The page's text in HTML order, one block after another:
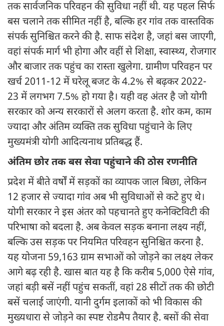
तक सार्वजनिक परिवहन की सुविधा नहीं थी. यह पहल सिर्फ
बस चलाने तक सीमित नहीं है, बल्कि हर गांव तक वास्तविक
संपर्क सुनिश्चित करने की है. साफ संदेश है, जहां बस जाएगी,
वहां संपर्क मार्ग भी होगा और वहीं से शिक्षा, स्वास्थ्य, रोजगार
और बाजार तक पहुंच का रास्ता खुलेगा. ग्रामीण परिवहन पर
खर्च 2011-12 में घरेलू बजट के 4.2% से बढ़कर 2022-
23 में लगभग 7.5% हो गया है। यही वह अंतर है जो योगी
सरकार को अन्य सरकारों से अलग करता है. शोर कम, काम
ज्यादा और अंतिम व्यक्ति तक सुविधा पहुंचाने के लिए
मुख्यमंत्री योगी आदित्यनाथ प्रतिबद्ध हैं.
अंतिम छोर तक बस सेवा पहुंचाने की ठोस रणनीति
प्रदेश में बीते वर्षों में सड़कों का व्यापक जाल बिछा, लेकिन
12 हजार से ज्यादा गांव अब भी सुविधाओं से कटे हुए थे।
योगी सरकार ने इस अंतर को पहचानते हुए कनेक्टिविटी की
परिभाषा को बदला है. अब केवल सड़क बनाना लक्ष्य नहीं,
बल्कि उस सड़क पर नियमित परिवहन सुनिश्चित करना है.
यह योजना 59,163 ग्राम सभाओं को जोड़ने का लक्ष्य लेकर
आगे बढ़ रही है. खास बात यह है कि करीब 5,000 ऐसे गांव,
जहां बड़ी बसें नहीं पहुंच सकतीं, वहां 28 सीटों तक की छोटी
बसें चलाई जाएंगी. यानी दुर्गम इलाकों को भी विकास की
मुख्यधारा से जोड़ने का स्पष्ट रोडमैप तैयार है. बसों की सेवा